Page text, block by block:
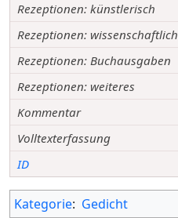
Rezeptionen: künstlerisch
Rezeptionen: wissenschaftlich
Rezeptionen: Buchausgaben
Rezeptionen: weiteres
Kommentar
Volltexterfassung
ID
Kategorie: Gedicht